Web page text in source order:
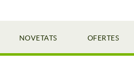
NOVETATS OFERTES